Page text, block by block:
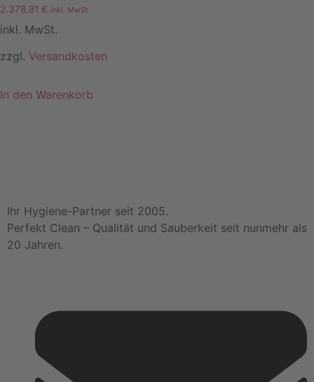
2.378,81 € inkl. MwSt
inkl. MwSt.
zzgl. Versandkosten
In den Warenkorb
Ihr Hygiene-Partner seit 2005.
Perfekt Clean – Qualität und Sauberkeit seit nunmehr als
20 Jahren.